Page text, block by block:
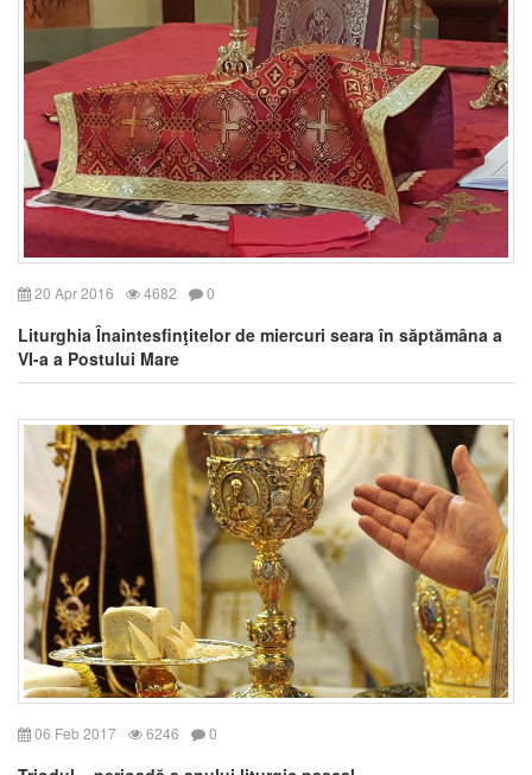
20 Apr 2016 4682 0
Liturghia Înaintesfinţitelor de miercuri seara în săptămâna a
VI-a a Postului Mare
06 Feb 2017 6246 0